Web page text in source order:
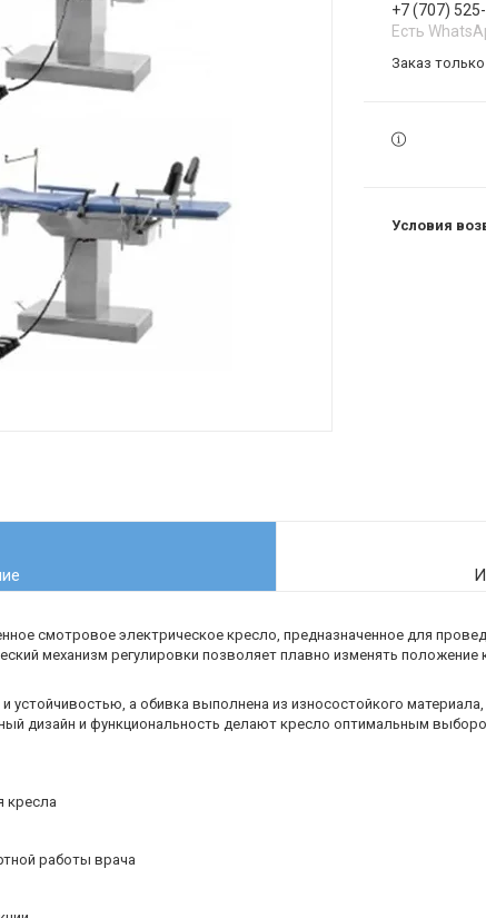
+7 (707)
Есть
Заказ
смотровое электрическое кресло, предназначенное для
механизм регулировки позволяет плавно изменять
устойчивостью, а обивка выполнена из износостойкого
дизайн и функциональность делают кресло оптимальным
кресла
работы врача